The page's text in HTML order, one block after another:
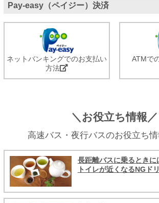
Pay-easy（ペイジー）決済
ネットバンキングでのお支払い
方法
ATMで
＼お役立ち情報／
高速バス・夜行バスのお役立ち情
長距離バスに乗るときに
トイレが近くなるNGド